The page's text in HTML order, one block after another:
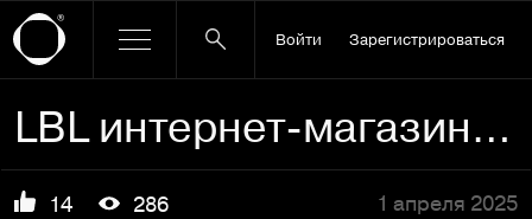
Войти Зарегистрироваться
LBL интернет-магазин 3D оборудования
14 286 1 апреля 2025